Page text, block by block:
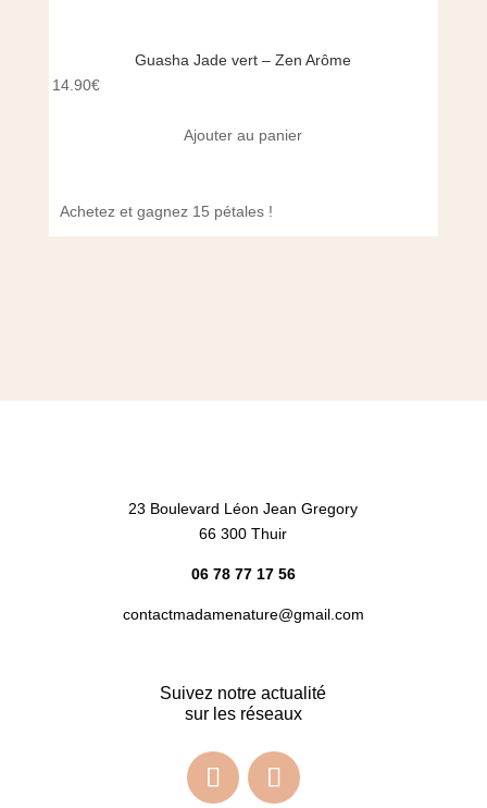
Guasha Jade vert – Zen Arôme
14.90€
Ajouter au panier
Achetez et gagnez 15 pétales !
23 Boulevard Léon Jean Gregory
66 300 Thuir
06 78 77 17 56
contactmadamenature@gmail.com
Suivez notre actualité
sur les réseaux